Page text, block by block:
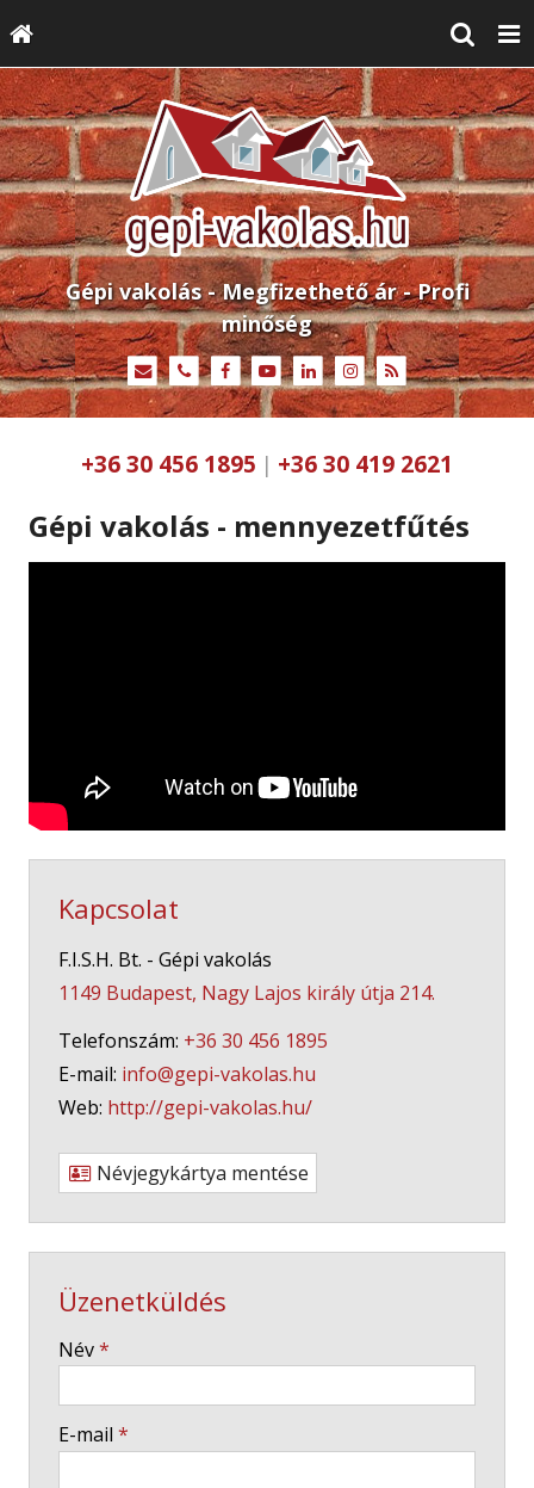
Gépi vakolás - Megfizethető ár - Profi
minőség
+36 30 456 1895 | +36 30 419 2621
Gépi vakolás - mennyezetfűtés
Kapcsolat
F.I.S.H. Bt. - Gépi vakolás
1149 Budapest, Nagy Lajos király útja 214.
Telefonszám: +36 30 456 1895
E-mail: info@gepi-vakolas.hu
Web: http://gepi-vakolas.hu/
Névjegykártya mentése
Üzenetküldés
-
Név*
E-mail *